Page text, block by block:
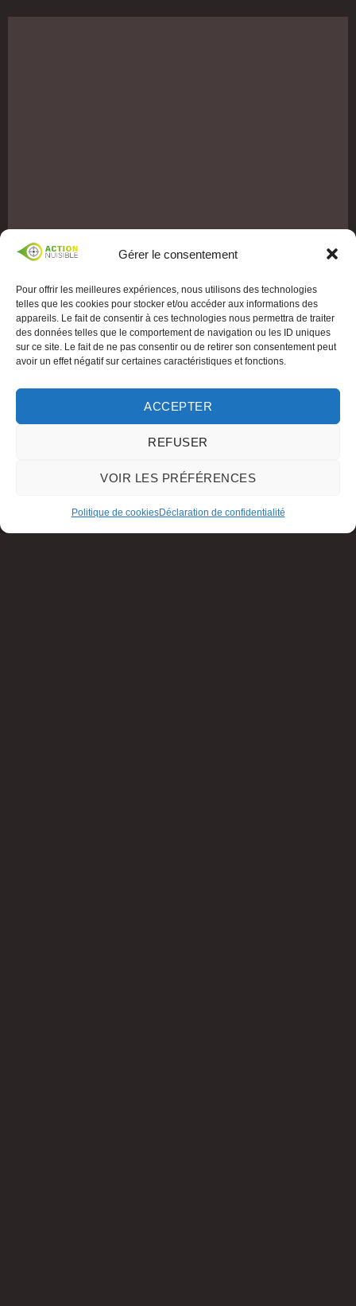
Gérer le consentement
Pour offrir les meilleures expériences, nous utilisons des technologies
telles que les cookies pour stocker et/ou accéder aux informations des
appareils. Le fait de consentir à ces technologies nous permettra de traiter
des données telles que le comportement de navigation ou les ID uniques
sur ce site. Le fait de ne pas consentir ou de retirer son consentement peut
avoir un effet négatif sur certaines caractéristiques et fonctions.
ACCEPTER
REFUSER
VOIR LES PRÉFÉRENCES
Politique de cookiesDéclaration de confidentialité